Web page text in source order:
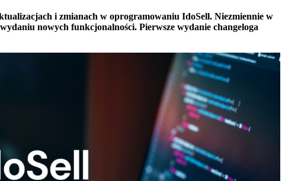
i zmianach w oprogramowaniu IdoSell. Niezmiennie w
nowych funkcjonalności. Pierwsze wydanie changeloga